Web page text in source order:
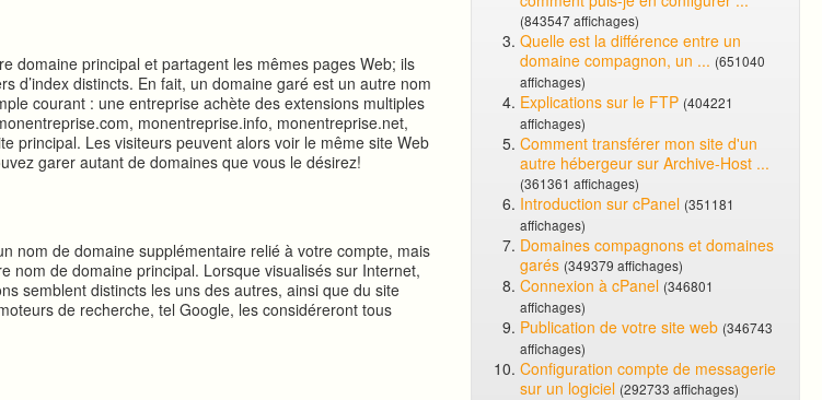
domaine principal et partagent les mêmes pages Web; ils
d’index distincts. En fait, un domaine garé est un autre nom
courant : une entreprise achète des extensions multiples
monentreprise.info, monentreprise.net,
principal. Les visiteurs peuvent alors voir le même site Web
garer autant de domaines que vous le désirez!
nom de domaine supplémentaire relié à votre compte, mais
nom de domaine principal. Lorsque visualisés sur Internet,
semblent distincts les uns des autres, ainsi que du site
de recherche, tel Google, les considéreront tous
(843547 affichages)
Quelle est la différence entre un
domaine compagnon, un ... (651040
affichages)
Explications sur le FTP (404221
affichages)
Comment transférer mon site d'un
autre hébergeur sur Archive-Host ...
(361361 affichages)
Introduction sur cPanel (351181
affichages)
Domaines compagnons et domaines
garés (349379 affichages)
Connexion à cPanel (346801
affichages)
Publication de votre site web (346743
affichages)
Configuration compte de messagerie
sur un logiciel (292733 affichages)